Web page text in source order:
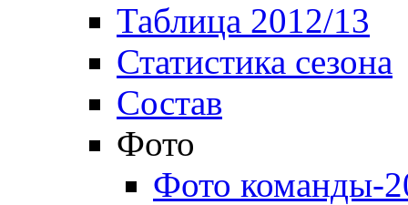
Таблица 2012/13
Статистика сезона
Состав
Фото
Фото команды-